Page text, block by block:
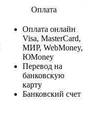
Оплата
Оплата онлайн
Visa, MasterCard,
МИР, WebMoney,
ЮMoney
Перевод на
банковскую
карту
Банковский счет